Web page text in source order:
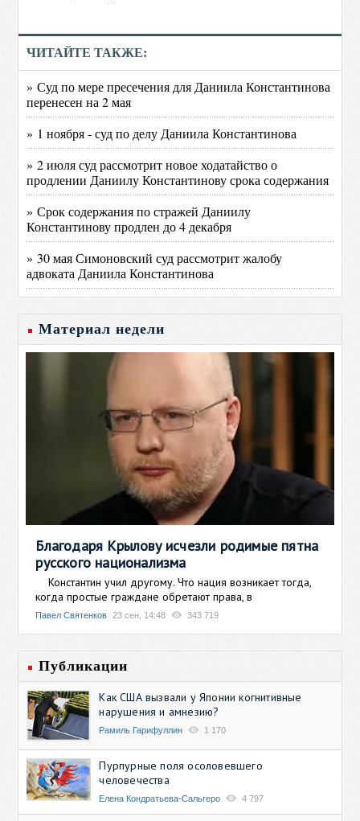
ЧИТАЙТЕ ТАКЖЕ:
» Суд по мере пресечения для Даниила Константинова
перенесен на 2 мая
» 1 ноября - суд по делу Даниила Константинова
» 2 июля суд рассмотрит новое ходатайство о
продлении Даниилу Константинову срока содержания
» Срок содержания по стражей Даниилу
Константинову продлен до 4 декабря
» 30 мая Симоновский суд рассмотрит жалобу
адвоката Даниила Константинова
Материал недели
Благодаря Крылову исчезли родимые пятна
русского национализма
Константин учил другому. Что нация возникает тогда,
когда простые граждане обретают права, в
Павел Святенков 23 сен, 14:48 343 719
Публикации
Как США вызвали у Японии когнитивные
нарушения и амнезию?
Рамиль Гарифуллин 1 170
Пурпурные поля осоловевшего
человечества
Елена Кондратьева-Сальгеро 4 797